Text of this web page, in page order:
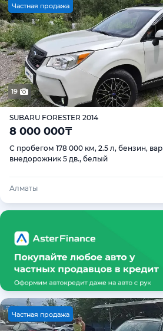
Частная продажа
19
SUBARU FORESTER 2014
8 000 000₸
С пробегом 178 000 км, 2.5 л, бензин,
внедорожник 5 дв., белый
Алматы
Частная продажа